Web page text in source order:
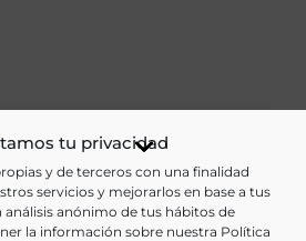
tu privacidad
y de terceros con una finalidad
servicios y mejorarlos en base a tus
anónimo de tus hábitos de
la información sobre nuestra Política
materias:
y Tecnología,